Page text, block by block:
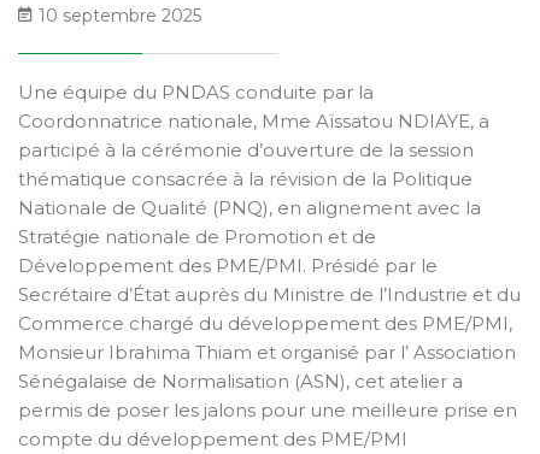
10 septembre 2025
Une équipe du PNDAS conduite par la
Coordonnatrice nationale, Mme Aïssatou NDIAYE, a
participé à la cérémonie d’ouverture de la session
thématique consacrée à la révision de la Politique
Nationale de Qualité (PNQ), en alignement avec la
Stratégie nationale de Promotion et de
Développement des PME/PMI. Présidé par le
Secrétaire d’État auprès du Ministre de l’Industrie et du
Commerce chargé du développement des PME/PMI,
Monsieur Ibrahima Thiam et organisé par l’ Association
Sénégalaise de Normalisation (ASN), cet atelier a
permis de poser les jalons pour une meilleure prise en
compte du développement des PME/PMI